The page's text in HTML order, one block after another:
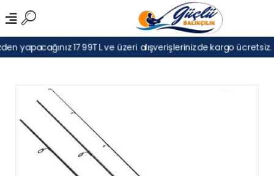
yapacağınız 1799TL ve üzeri alışverişlerinizde kargo ücretsiz.